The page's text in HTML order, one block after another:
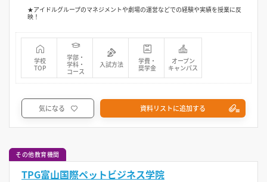
★アイドルグループのマネジメントや劇場の運営などでの経験や実績を授業に反
映！
学校
TOP
学部・
学科・
コース
入試方法
学費・
奨学金
オープン
キャンパス
気になる 資料リストに追加する
その他教育機関
TPG富山国際ペットビジネス学院